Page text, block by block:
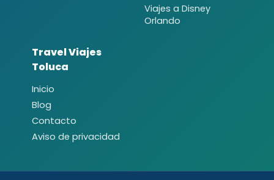
Viajes a Disney
Orlando
Travel Viajes
Toluca
Inicio
Blog
Contacto
Aviso de privacidad